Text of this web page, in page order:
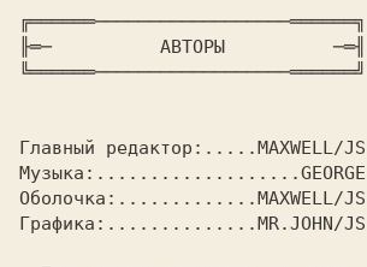
╔══════──────────────────══════╗
╟═─
   АВТОРЫ
       ─═╢
╚══════──────────────────══════╝
Главный редактор:.....
Музыка:...................
Oболочка:.............
Графика:..............MR.JOHN/JS